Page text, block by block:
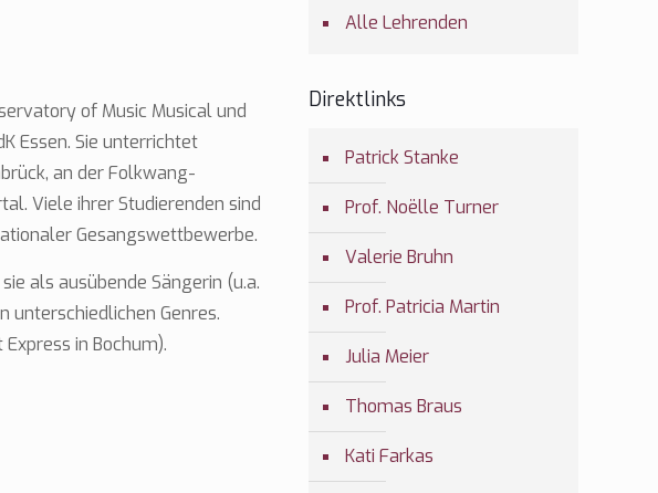
of Music Musical und
Essen. Sie unterrichtet
an der Folkwang-
Viele ihrer Studierenden sind
Gesangswettbewerbe.
als ausübende Sängerin (u.a.
unterschiedlichen Genres.
in Bochum).
Alle Lehrenden
Direktlinks
Patrick Stanke
Prof. Noëlle Turner
Valerie Bruhn
Prof. Patricia Martin
Julia Meier
Thomas Braus
Kati Farkas